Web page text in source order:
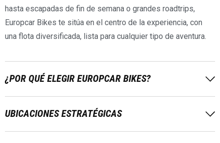
hasta escapadas de fin de semana o grandes roadtrips,
Europcar Bikes te sitúa en el centro de la experiencia, con
una flota diversificada, lista para cualquier tipo de aventura.
¿POR QUÉ ELEGIR EUROPCAR BIKES?
UBICACIONES ESTRATÉGICAS